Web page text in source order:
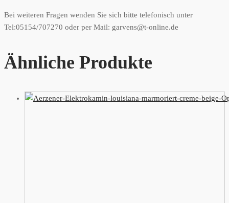
Bei weiteren Fragen wenden Sie sich bitte telefonisch unter
Tel:05154/707270 oder per Mail: garvens@t-online.de
Ähnliche Produkte